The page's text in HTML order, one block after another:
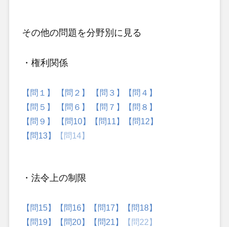
その他の問題 を分野別に見る
・権利関係
【問１】 【問２】 【問３】
【問４】
【問５】
【問６】 【問７】
【問８】
【問９】
【問10】 【問11】
【問12】
【問13】
【問14】
・法令上の制限
【問15】 【問16】 【問17】
【問18】
【問19】
【問20】 【問21】 【問22】